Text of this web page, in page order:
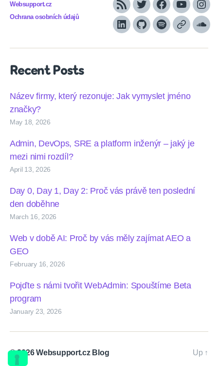
Websupport.cz
Ochrana osobních údajů
RSS TwitterFacebook
YouTube
LinkedInGithubSpotifyApple
Recent Posts
Název firmy, který rezonuje: Jak vymyslet jméno
značky?
May 18, 2026
Admin, DevOps, SRE a platform inženýr – jaký je
mezi nimi rozdíl?
April 13, 2026
Day 0, Day 1, Day 2: Proč vás právě ten poslední
den doběhne
March 16, 2026
Web v době AI: Proč by vás měly zajímat AEO a
GEO
February 16, 2026
Pojďte s námi tvořit WebAdmin: Spouštíme Beta
program
January 23, 2026
© 2026Websupport.cz Blog Up ↑